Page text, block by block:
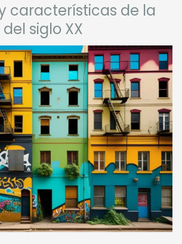
características de la
siglo XX